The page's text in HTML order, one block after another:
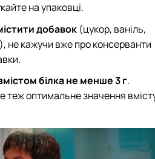
на упаковці.
добавок (цукор, ваніль,
не кажучи вже про консерванти
білка не менше 3 г.
теж оптимальне значення